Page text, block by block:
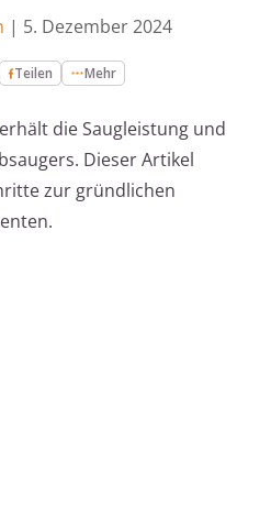
| 5. Dezember 2024
Teilen Mehr
die Saugleistung und
Dieser Artikel
zur gründlichen